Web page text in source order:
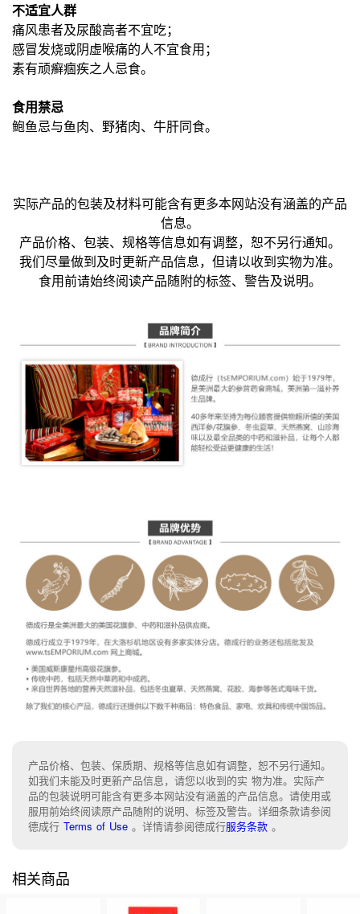
不适宜人群
痛风患者及尿酸高者不宜吃；
感冒发烧或阴虚喉痛的人不宜食用；
素有顽癣痼疾之人忌食。
食用禁忌
鲍鱼忌与鱼肉、野猪肉、牛肝同食。
实际产品的包装及材料可能含有更多本网站没有涵盖的产品
信息。
产品价格、包装、规格等信息如有调整，恕不另行通知。
我们尽量做到及时更新产品信息，但请以收到实物为准。
食用前请始终阅读产品随附的标签、警告及说明。
产品价格、包装、保质期、规格等信息如有调整，恕不另行通知。
如我们未能及时更新产品信息，请您以收到的实 物为准。实际产
品的包装说明可能含有更多本网站没有涵盖的产品信息。请使用或
服用前始终阅读原产品随附的说明、标签及警告。详细条款请参阅
德成行 Terms of Use 。 详情请参阅德成行服务条款 。
相关商品